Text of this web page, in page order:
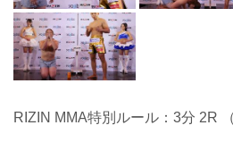
RIZIN MMA特別ルール：3分 2R